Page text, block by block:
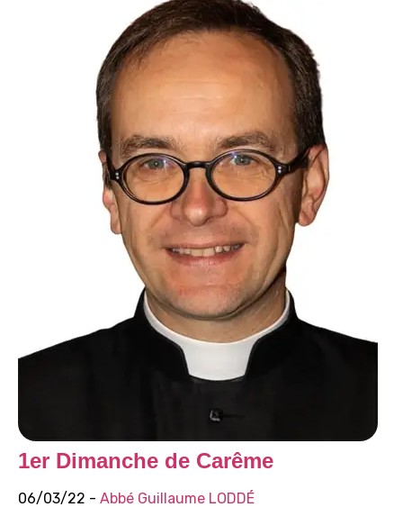
1er Dimanche de Carême
06/03/22 - Abbé Guillaume LODDÉ